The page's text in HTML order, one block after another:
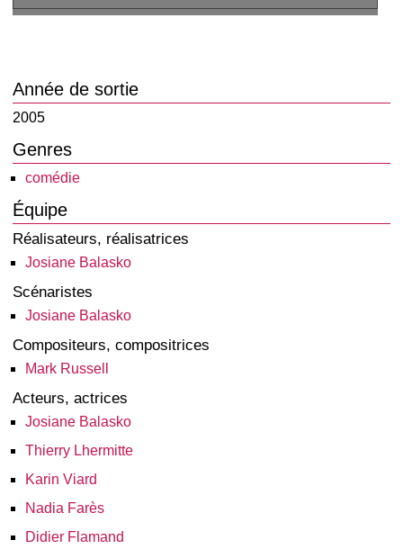
Année de sortie
2005
Genres
comédie
Équipe
Réalisateurs, réalisatrices
Josiane Balasko
Scénaristes
Josiane Balasko
Compositeurs, compositrices
Mark Russell
Acteurs, actrices
Josiane Balasko
Thierry Lhermitte
Karin Viard
Nadia Farès
Didier Flamand